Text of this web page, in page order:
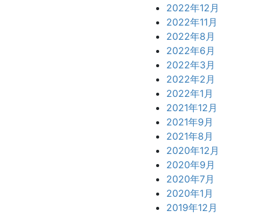
2022年12月
2022年11月
2022年8月
2022年6月
2022年3月
2022年2月
2022年1月
2021年12月
2021年9月
2021年8月
2020年12月
2020年9月
2020年7月
2020年1月
2019年12月